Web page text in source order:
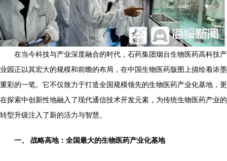
在当今科技与产业深度融合的时代，石药集团烟台生物医药高科技产
业园正以其宏大的规模和前瞻的布局，在中国生物医药版图上描绘着浓墨
重彩的一笔。它不仅致力于打造全国规模领先的生物医药产业化基地，更
在探索中创新性地融入了现代通信技术开发元素，为传统生物医药产业的
转型升级注入了新的活力与智慧。
一、 战略高地：全国最大的生物医药产业化基地